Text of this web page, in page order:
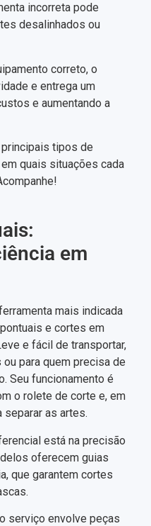
incorreta pode
desalinhados ou
correto, o
e entrega um
e aumentando a
tipos de
quais situações cada
em
mais indicada
e cortes em
e fácil de transportar,
para quem precisa de
Seu funcionamento é
o rolete de corte e, em
separar as artes.
está na precisão
oferecem guias
que garantem cortes
serviço envolve peças